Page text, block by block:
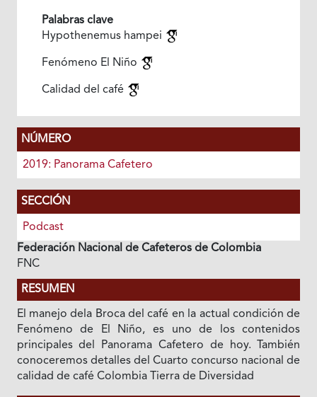
Palabras clave
Hypothenemus hampei
Fenómeno El Niño
Calidad del café
NÚMERO
2019: Panorama Cafetero
SECCIÓN
Podcast
Federación Nacional de Cafeteros de Colombia
FNC
RESUMEN
El manejo dela Broca del café en la actual condición de
Fenómeno de El Niño, es uno de los contenidos
principales del Panorama Cafetero de hoy. También
conoceremos detalles del Cuarto concurso nacional de
calidad de café Colombia Tierra de Diversidad